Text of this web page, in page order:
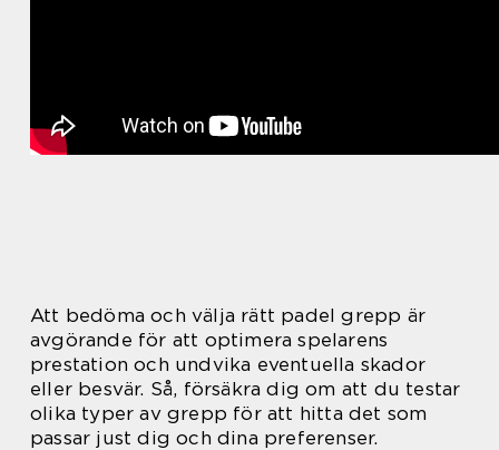
Att bedöma och välja rätt padel grepp är
avgörande för att optimera spelarens
prestation och undvika eventuella skador
eller besvär. Så, försäkra dig om att du testar
olika typer av grepp för att hitta det som
passar just dig och dina preferenser.